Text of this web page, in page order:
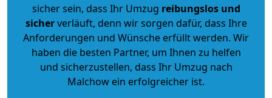
sicher sein, dass Ihr Umzug reibungslos und
sicherverläuft, denn wir sorgen dafür, dass Ihre
Anforderungen und Wünsche erfüllt werden. Wir
haben die besten Partner, um Ihnen zu helfen
und sicherzustellen, dass Ihr Umzug nach
Malchow ein erfolgreicher ist.